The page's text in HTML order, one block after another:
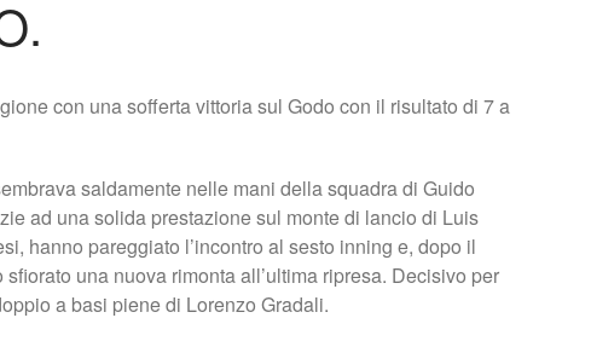
con una sofferta vittoria sul Godo con il risultato di 7 a
saldamente nelle mani della squadra di Guido
ad una solida prestazione sul monte di lancio di Luis
hanno pareggiato l’incontro al sesto inning e, dopo il
una nuova rimonta all’ultima ripresa. Decisivo per
a basi piene di Lorenzo Gradali.